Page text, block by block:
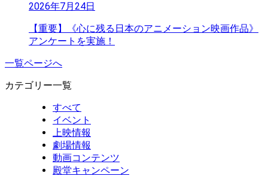
2026年7月24日
【重要】《心に残る日本のアニメーション映画作品》
アンケートを実施！
一覧ページへ
カテゴリー一覧
すべて
イベント
上映情報
劇場情報
動画コンテンツ
殿堂キャンペーン